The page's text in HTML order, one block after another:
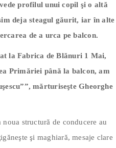
profilul unui copil şi o altă
deja steagul găurit, iar în alte
de a urca pe balcon.
la Fabrica de Blănuri 1 Mai,
Primăriei până la balcon, am
mărturiseşte Gheorghe
structură de conducere au
şi maghiară, mesaje clare